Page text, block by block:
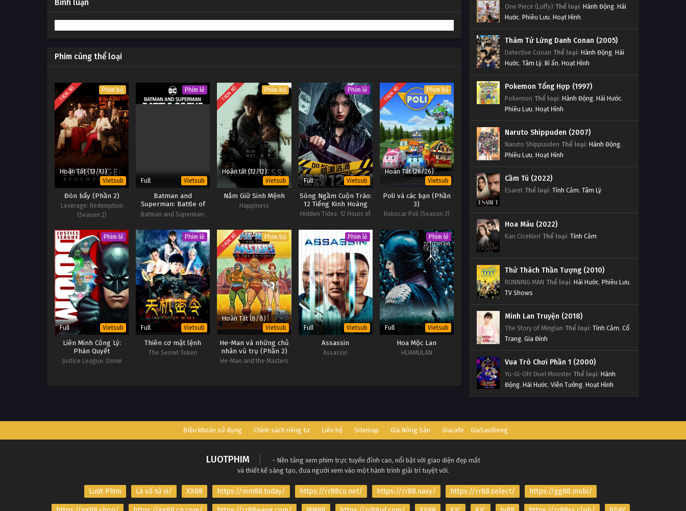
Bình luận
Phim cùng thể loại
TRỌN BỘ Phim bộ
Hoàn Tất (13/13)
Vietsub
Đòn bẩy (Phần 2)
Leverage: Redemption
(Season 2)
Phim lẻ
Full Vietsub
Batman and
Superman: Battle of
the Super Sons
Batman and Superman:
TRỌN BỘ Phim bộ
Hoàn tất (12/12)
Vietsub
Nắm Giữ Sinh Mệnh
Happiness
Phim lẻ
Full Vietsub
Sóng Ngầm Cuộn Trào:
12 Tiếng Kinh Hoàng
Hidden Tides: 12 Hours of
TRỌN BỘ Phim bộ
Hoàn Tất (26/26)
Vietsub
Poli và các bạn (Phần
3)
Robocar Poli (Season 3)
Phim lẻ
Full Vietsub
Liên Minh Công Lý:
Phán Quyết
Justice League: Doom
Phim lẻ
Full Vietsub
Thiên cơ mật lệnh
The Secret Token
TRỌN BỘ Phim bộ
Hoàn Tất (8/8)
Vietsub
He-Man và những chủ
nhân vũ trụ (Phần 2)
He-Man and the Masters
Phim lẻ
Full Vietsub
Assassin
Assassin
Phim lẻ
Full Vietsub
Hoa Mộc Lan
HUAMULAN
One Piece (Luffy) Thể loại: Hành Động, Hài
Hước, Phiêu Lưu, Hoạt Hình
Thám Tử Lừng Danh Conan (2005)
Detective Conan Thể loại: Hành Động, Hài
Hước, Tâm Lý, Bí ẩn, Hoạt Hình
Pokemon Tổng Hợp (1997)
Pokemon Thể loại: Hành Động, Hài Hước,
Phiêu Lưu, Hoạt Hình
Naruto Shippuden (2007)
Naruto Shippuuden Thể loại: Hành Động,
Phiêu Lưu, Hoạt Hình
Cầm Tù (2022)
Esaret Thể loại: Tình Cảm, Tâm Lý
Hoa Máu (2022)
Kan Cicekleri Thể loại: Tình Cảm
Thử Thách Thần Tượng (2010)
RUNNING MAN Thể loại: Hài Hước, Phiêu Lưu,
TV Shows
Minh Lan Truyện (2018)
The Story of Minglan Thể loại: Tình Cảm, Cổ
Trang, Gia Đình
Vua Trò Chơi Phần 1 (2000)
Yu-Gi-Oh! Duel Monster Thể loại: Hành
Động, Hài Hước, Viễn Tưởng, Hoạt Hình
Điều khoản sử dụng Chính sách riêng tư Liên hệ Sitemap Giá Nông Sản Giacafe GiaSauRieng
LUOTPHIM
- Nền tảng xem phim trực tuyến đỉnh cao, nổi bật với giao diện đẹp mắt
và thiết kế sáng tạo, đưa người xem vào một hành trình giải trí tuyệt vời.
Lướt Phim Lá số tử vi/ XX88 https://mm88.today/ https://rr88co.net/ https://rr88.navy/ https://rr88.select/ https://gg88.mobi/